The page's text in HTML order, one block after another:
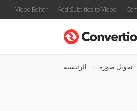
Video Editor Add Subtitles to Video
الرئيسية تحويل صورة